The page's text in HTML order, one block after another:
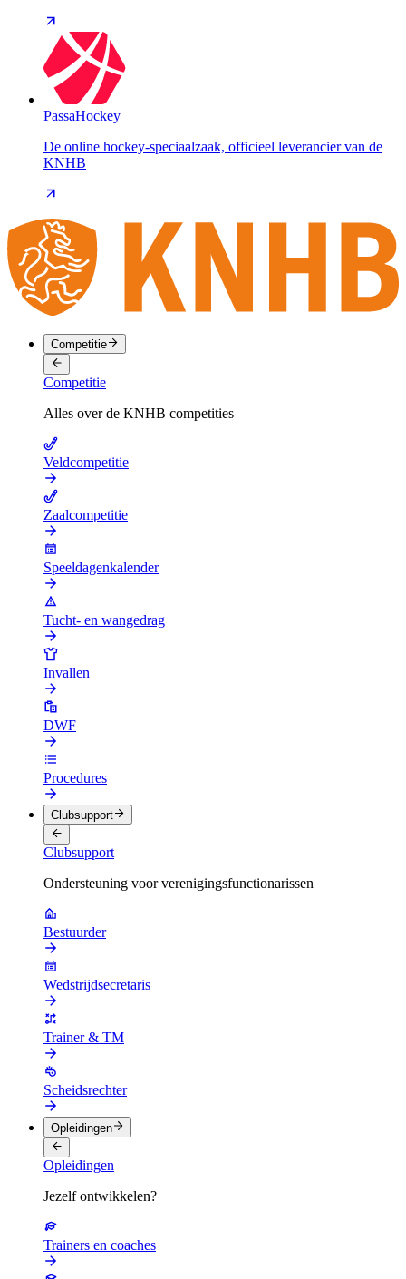
PassaHockey
De online hockey-speciaalzaak, officieel leverancier van de
KNHB
Competitie
Competitie
Alles over de KNHB competities
Veldcompetitie
Zaalcompetitie
Speeldagenkalender
Tucht- en wangedrag
Invallen
DWF
Procedures
Clubsupport
Clubsupport
Ondersteuning voor verenigingsfunctionarissen
Bestuurder
Wedstrijdsecretaris
Trainer & TM
Scheidsrechter
Opleidingen
Opleidingen
Jezelf ontwikkelen?
Trainers en coaches